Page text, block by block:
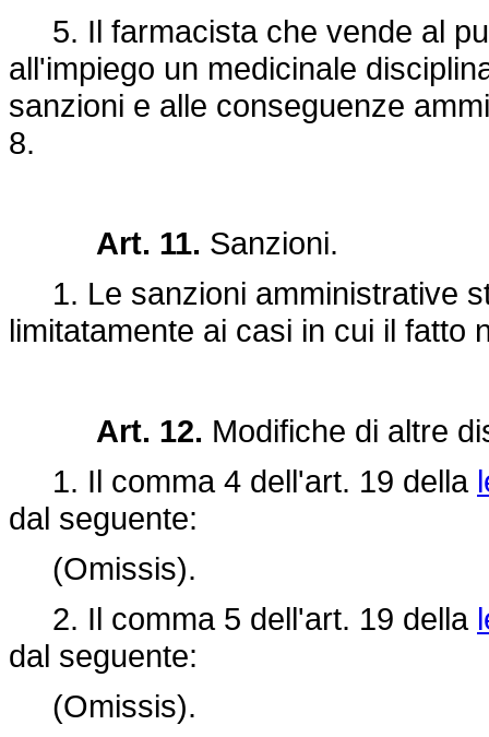
5. Il farmacista che vende al
all'impiego un medicinale
sanzioni e alle conseguenze
8.
Art. 11. Sanzioni.
1. Le sanzioni amministrative
limitatamente ai casi in cui il fatto
Art. 12. Modifiche di altre
1. Il comma 4 dell'art. 19 della
dal seguente:
(Omissis).
2. Il comma 5 dell'art. 19 della
dal seguente:
(Omissis).